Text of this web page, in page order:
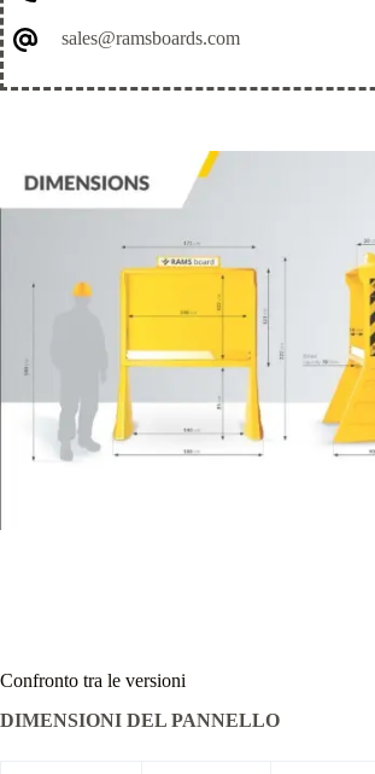
sales@ramsboards.com
Confronto tra le versioni
DIMENSIONI DEL PANNELLO